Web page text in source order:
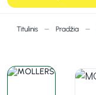
Titulinis Pradžia